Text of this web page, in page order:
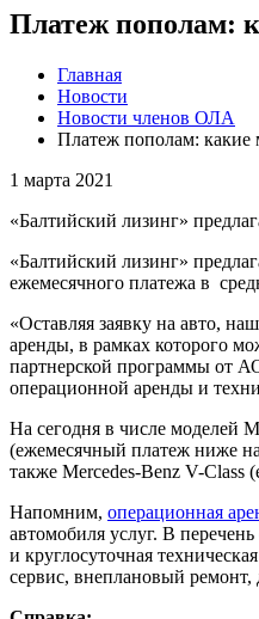
Платеж пополам:
Главная
Новости
Новости членов ОЛА
Платеж пополам: какие
1 марта 2021
«Балтийский лизинг»
«Балтийский лизинг»
ежемесячного платежа в
«Оставляя заявку на авто,
аренды, в рамках которого
партнерской программы от
операционной аренды и
На сегодня в числе моделей
(ежемесячный платеж ниже
также Mercedes-Benz V-Сlass
Напомним, операционная
автомобиля услуг. В
и круглосуточная
сервис, внеплановый